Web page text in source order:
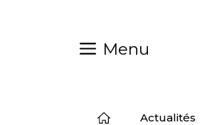
Menu
Actualités